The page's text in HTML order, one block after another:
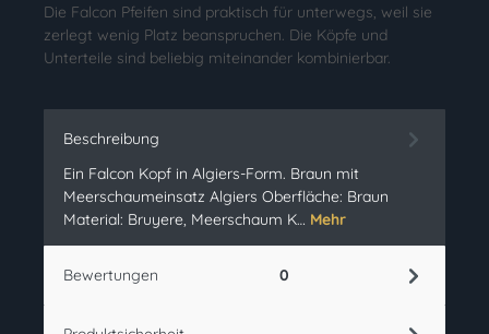
Die Falcon Pfeifen sind praktisch für unterwegs, weil sie
zerlegt wenig Platz beanspruchen. Die Köpfe und
Unterteile sind beliebig miteinander kombinierbar.
Beschreibung
Ein Falcon Kopf in Algiers-Form. Braun mit
Meerschaumeinsatz Algiers Oberfläche: Braun
Material: Bruyere, Meerschaum K… Mehr
Bewertungen 0